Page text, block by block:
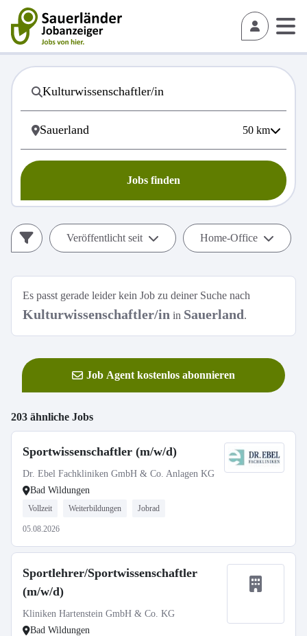
50 km
Jobs finden
Veröffentlicht seit Home-Office
Es passt gerade leider kein Job zu deiner Suche nach
Kulturwissenschaftler/in in Sauerland.
Job Agent kostenlos abonnieren
203 ähnliche Jobs
Sportwissenschaftler (m/w/d)
Dr. Ebel Fachkliniken GmbH & Co. Anlagen KG
Bad Wildungen
Vollzeit Weiterbildungen Jobrad
05.08.2026
Sportlehrer/Sportwissenschaftler
(m/w/d)
Kliniken Hartenstein GmbH & Co. KG
Bad Wildungen